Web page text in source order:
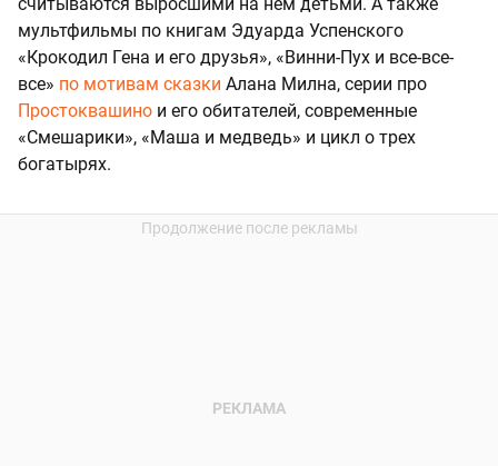
мультфильмы по книгам Эдуарда Успенского
«Крокодил Гена и его друзья», «Винни-Пух и все-все-
все» по мотивам сказки Алана Милна, серии про
Простоквашино и его обитателей, современные
«Смешарики», «Маша и медведь» и цикл о трех
богатырях.